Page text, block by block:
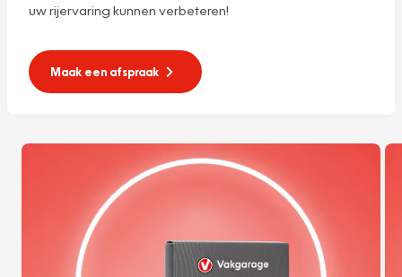
uw rijervaring kunnen verbeteren!
Maak een afspraak